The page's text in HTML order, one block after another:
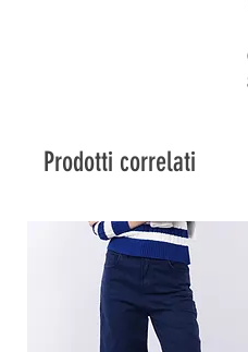
Prodotti correlati